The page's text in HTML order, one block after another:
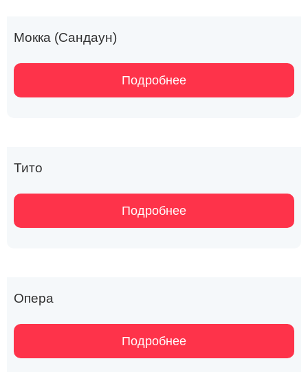
Мокка (Сандаун)
Подробнее
Тито
Подробнее
Опера
Подробнее